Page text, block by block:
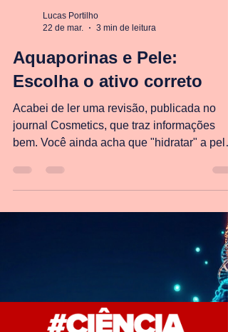
Lucas Portilho
22 de mar.
3 min de leitura
Aquaporinas e Pele:
Escolha o ativo correto
Acabei de ler uma revisão, publicada no
journal Cosmetics, que traz informações
bem. Você ainda acha que "hidratar" a pele
apenas jogar água ou oclusivos sobre ela?
Se você é formulador ou profissional da
saúde estética, precisa atualizar seus